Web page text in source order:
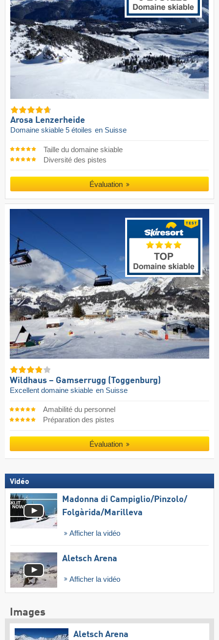
Arosa Lenzerheide
Domaine skiable 5 étoiles en Suisse
Taille du domaine skiable
Diversité des pistes
Évaluation
Wildhaus – Gamserrugg (Toggenburg)
Excellent domaine skiable en Suisse
Amabilité du personnel
Préparation des pistes
Évaluation
Vidéo
Madonna di Campiglio/​Pinzolo/​
Folgàrida/​Marilleva
Afficher la vidéo
Aletsch Arena
Afficher la vidéo
Images
Aletsch Arena